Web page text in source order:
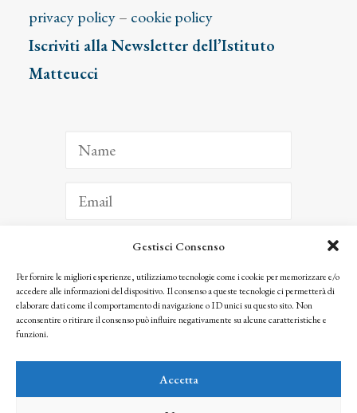
Gestisci Consenso
Per fornire le migliori esperienze, utilizziamo tecnologie come i cookie per memorizzare e/o
accedere alle informazioni del dispositivo. Il consenso a queste tecnologie ci permetterà di
elaborare dati come il comportamento di navigazione o ID unici su questo sito. Non
acconsentire o ritirare il consenso può influire negativamente su alcune caratteristiche e
funzioni.
Accetta
privacy policy– cookie policy
Iscriviti alla Newsletter dell’Istituto
Matteucci
ISCRIVITI
Facendo clic per iscriverti, riconosci che le tue informazioni saranno trattate
seguendo la nostra Privacy Policy
© 2025 Istituto Matteucci. All right reserved
l’autorizzazione scritta dei proprietari dei diritti e dell’Istituto Matteucci